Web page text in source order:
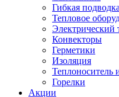
Гибкая подводка
Тепловое
Электрический
Конвекторы
Герметики
Изоляция
Теплоноситель
Горелки
Акции